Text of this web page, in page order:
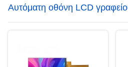
Αυτόματη οθόνη LCD